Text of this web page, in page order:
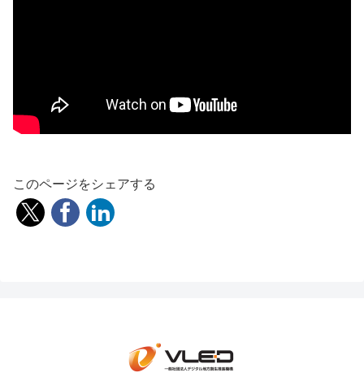
このページをシェアする